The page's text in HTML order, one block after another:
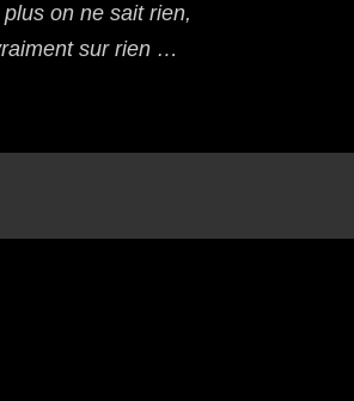
on ne sait rien,
sur rien …